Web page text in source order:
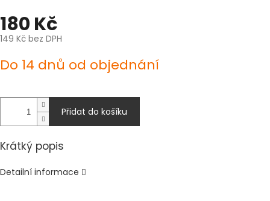
180 Kč
149 Kč bez DPH
cena:
Do 14 dnů od objednání
Přidat do košíku
Krátký popis
Detailní informace